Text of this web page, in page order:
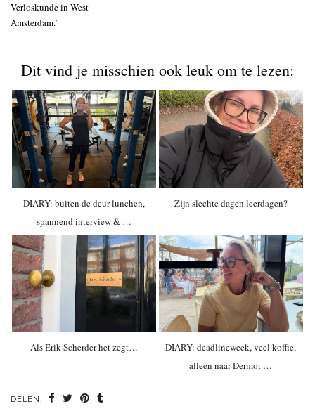
Verloskunde in West
Amsterdam.’
Dit vind je misschien ook leuk om te lezen:
DIARY: buiten de deur lunchen,
spannend interview & …
Zijn slechte dagen leerdagen?
Als Erik Scherder het zegt…
DIARY: deadlineweek, veel koffie,
alleen naar Dermot …
DELEN: